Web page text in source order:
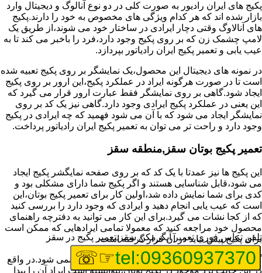
پکیج های ایران رادیور به صورت کلی در دو نوع آنالوگ و دیجیتال وارد
بازار شده اند که هر کدام ویژگی های مخصوص به خود را دارند.پکیج
های آنالاوگ وقتی دچار ایرادی در ساختار خود می شوند،از طریق یک
لامپ چشمک زن که بر روی پکیج وجود دارد،فرد را باخبر می کند تا به
عیب یابی و تعمیر پکیج ایران رادیاتور بپردازد.
در نمونه های دیجیتال این محصول،یک نمایشگر بر روی پکیج تعبیه شده
است تا در صورت هرگونه ایراد در عملکرد پکیج،این ارور بر روی پکیج
ایجاد شود.گاهی بر روی نمایشگر فقط عبارت ارور قرار می گیرد که
این یعنی در عملکرد پکیج ایرادی وجود دارد.گاهی نیز یک کد بر روی
نمایشگر ایجاد می شود که با آن می شود فهمید که چه ایرادی در پکیج
وجود دارد و راحت تر می توان به تعمیر پکیج ایران رادیاتور پرداخت.
تعمیر پکیج بوتان سقز,منطقه سقز
این پکیج ها نیز عمدتا با یک کد که بر روی صفحه نمایگشر پکیج ایجاد
می شود،قابل شناسایی هستند و اگر پکیج شما دارای مشکلی بود و
کدی برای شما نمایش داده شد،اولین کار برای تعمیر پکیج بوتان،این
است که عیب یابی انجام دهید و ایرادی که وجود دارد را بررسی کنید
که از کجا نشات می گیرد.برای این کار می توانید به دفترچه راهنمای
محصول خود مراجعه کنید که معمولا تمامی ایرادهایی که ممکن است
برای پکیج پیش بیاید در آن قرار گرفته است.
گاهی نیز هنگام خرابی پکیج،هیچ اروری نمایش داده نمی شود.در واقع
در این حالت برد موجود در پکیج بوتان،نتوانسته است ایراد آن را پیدا
تلفن تماس فوریتعمیر آبگرمکن سقز,تعمیر پکیج در سقز
tel:09360937370
☞☏